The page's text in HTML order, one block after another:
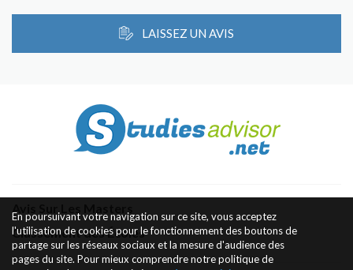
LAISSEZ UN AVIS
Classement des Écoles
En poursuivant votre navigation sur ce site, vous acceptez
l'utilisation de cookies pour le fonctionnement des boutons de
partage sur les réseaux sociaux et la mesure d'audience des
pages du site. Pour mieux comprendre notre politique de